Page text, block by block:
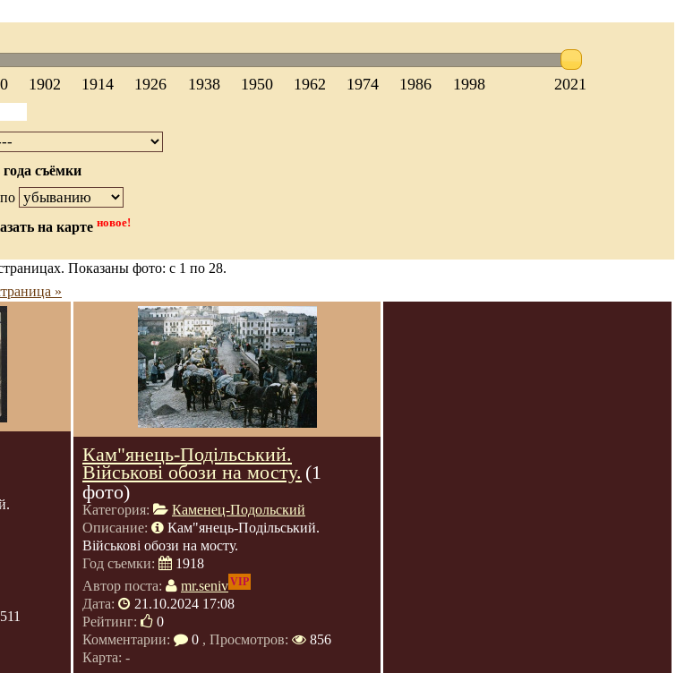
1902 1914 1926 1938 1950 1962 1974 1986 1998 2021
съёмки
по
на карте новое!
Показаны фото: с 1 по 28.
»
511
Кам"янець-Подільський.
Військові обози на мосту. (1
фото)
Категория:
Каменец-Подольский
Описание:
Кам"янець-Подільський.
Військові обози на мосту.
Год съемки:
1918
Автор поста:
mr.senivVIP
Дата:
21.10.2024 17:08
Рейтинг:
0
Комментарии:
0 , Просмотров:
856
Карта: -